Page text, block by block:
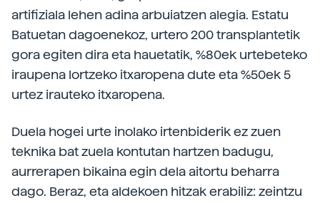
artifiziala lehen adina arbuiatzen alegia. Estatu
Batuetan dagoenekoz, urtero 200 transplantetik
gora egiten dira eta hauetatik, %80ek urtebeteko
iraupena lortzeko itxaropena dute eta %50ek 5
urtez irauteko itxaropena.
Duela hogei urte inolako irtenbiderik ez zuen
teknika bat zuela kontutan hartzen badugu,
aurrerapen bikaina egin dela aitortu beharra
dago. Beraz, eta aldekoen hitzak erabiliz: zeintzu